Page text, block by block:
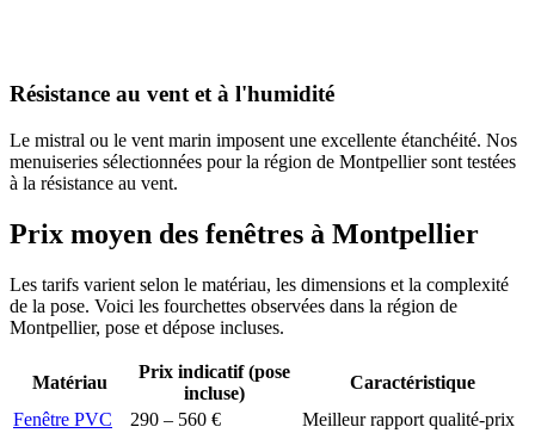
Résistance au vent et à l'humidité
Le mistral ou le vent marin imposent une excellente étanchéité. Nos
menuiseries sélectionnées pour la région de Montpellier sont testées
à la résistance au vent.
Prix moyen des fenêtres à Montpellier
Les tarifs varient selon le matériau, les dimensions et la complexité
de la pose. Voici les fourchettes observées dans la région de
Montpellier, pose et dépose incluses.
Matériau
Prix indicatif (pose
incluse)
Caractéristique
Fenêtre PVC
290 – 560 €
Meilleur rapport qualité-prix